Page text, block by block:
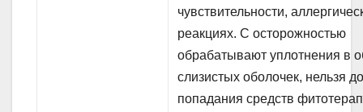
чувствительности,
реакциях. С осторожностью
обрабатывают уплотнения в
слизистых оболочек, нельзя
попадания средств